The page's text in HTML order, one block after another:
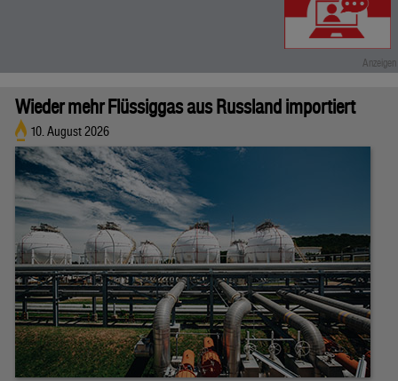
Wieder mehr Flüssiggas aus Russland importiert
10. August 2026